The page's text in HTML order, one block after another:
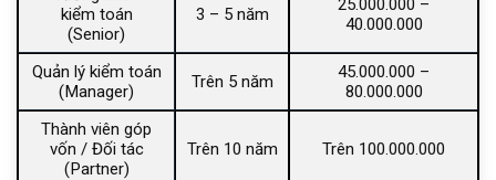
kiểm toán
(Senior)
3 – 5 năm
40.000.000
Quản lý kiểm toán
(Manager)
Trên 5 năm
45.000.000 –
80.000.000
Thành viên góp
vốn / Đối tác
(Partner)
Trên 10 năm Trên 100.000.000